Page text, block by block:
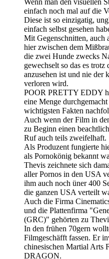
einfach noch mal auf die
Diese ist so einzigatig,
einfach selbst gesehen
Mit Gegenschnitten, auch
hier zwischen dem
die zwei Hunde zwecks
gewechselt so das es
anzusehen ist und nie der
verloren wird.
POOR PRETTY EDDY
eine Menge
wichtigsten Fakten
Auch wenn der Film in
zu Beginn einen
Ruf auch teils zweifelhaft.
Als Produzent fungierte
als Pornokönig bekannt
Thevis zeichnete sich
aller Pornos in den USA
ihm auch noch üner 400
die ganzen USA verteilt
Auch die Firma
und die Plattenfirma
(GRC)" gehörten zu
In den frühen 70gern
Filmgeschäfft fassen. Er
chinesischen Martial
DRAGON.